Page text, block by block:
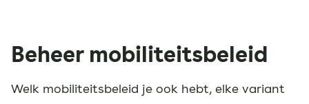
Beheer mobiliteitsbeleid
Welk mobiliteitsbeleid je ook hebt, elke variant